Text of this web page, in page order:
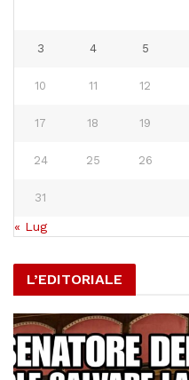
3 4 5
10 11 12
17 18 19
24 25 26
31
« Lug
L’EDITORIALE